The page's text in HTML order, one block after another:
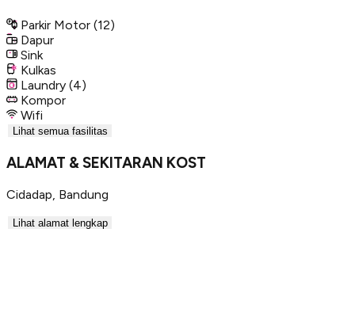
Parkir Motor (12)
Dapur
Sink
Kulkas
Laundry (4)
Kompor
Wifi
Lihat semua fasilitas
ALAMAT & SEKITARAN KOST
Cidadap Bandung
Lihat alamat lengkap